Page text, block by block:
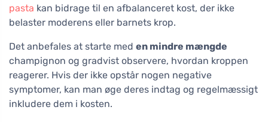
pasta kan bidrage til en afbalanceret kost, der ikke
belaster moderens eller barnets krop.
Det anbefales at starte med en mindre mængde
champignon og gradvist observere, hvordan kroppen
reagerer. Hvis der ikke opstår nogen negative
symptomer, kan man øge deres indtag og regelmæssigt
inkludere dem i kosten.